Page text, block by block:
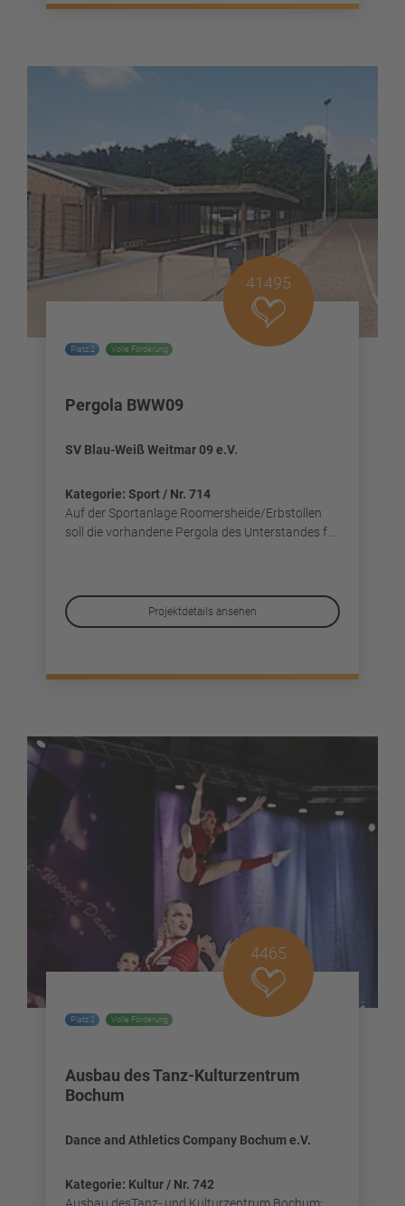
41495
Platz 2 Volle Förderung
Pergola BWW09
SV Blau-Weiß Weitmar 09 e.V.
Kategorie: Sport / Nr. 714
Auf der Sportanlage Roomersheide/Erbstollen
soll die vorhandene Pergola des Unterstandes f...
Projektdetails ansehen
4465
Platz 2 Volle Förderung
Ausbau des Tanz-Kulturzentrum
Bochum
Dance and Athletics Company Bochum e.V.
Kategorie: Kultur / Nr. 742
Ausbau desTanz- und Kulturzentrum Bochum: